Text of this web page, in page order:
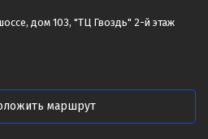
дом 103, "ТЦ Гвоздь" 2-й этаж
маршрут